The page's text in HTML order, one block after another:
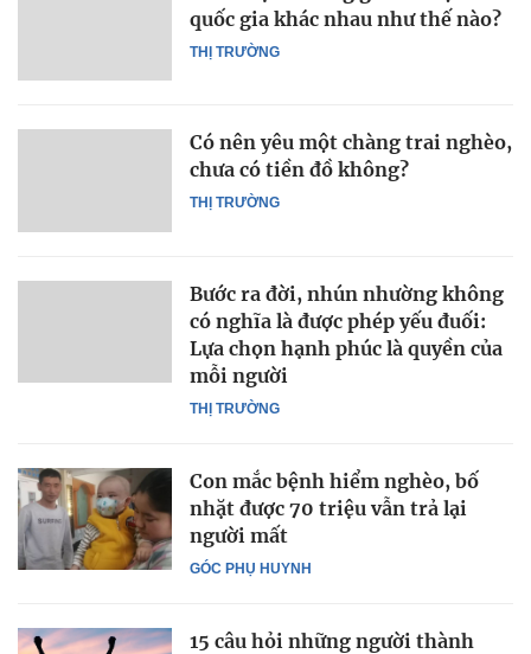
THỊ TRƯỜNG
quốc gia khác nhau như thế nào?
THỊ TRƯỜNG
Có nên yêu một chàng trai nghèo,
chưa có tiền đồ không?
THỊ TRƯỜNG
Bước ra đời, nhún nhường không
có nghĩa là được phép yếu đuối:
Lựa chọn hạnh phúc là quyền của
mỗi người
GÓC PHỤ HUYNH
Con mắc bệnh hiểm nghèo, bố
nhặt được 70 triệu vẫn trả lại
người mất
15 câu hỏi những người thành